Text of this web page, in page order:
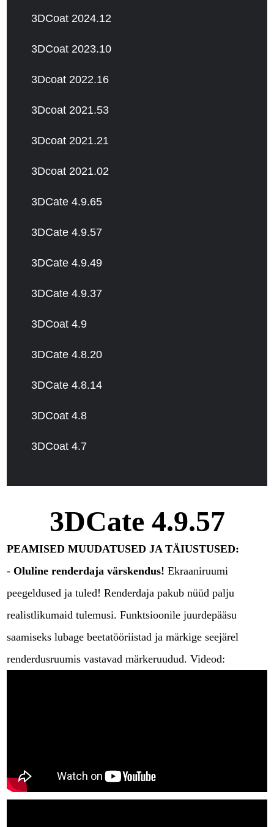
3DCoat 2024.12
3DCoat 2023.10
3Dcoat 2022.16
3Dcoat 2021.53
3Dcoat 2021.21
3Dcoat 2021.02
3DCate 4.9.65
3DCate 4.9.57
3DCate 4.9.49
3DCate 4.9.37
3DCoat 4.9
3DCate 4.8.20
3DCate 4.8.14
3DCoat 4.8
3DCoat 4.7
3DCate 4.9.57
PEAMISED MUUDATUSED JA TÄIUSTUSED:
-Oluline renderdaja värskendus! Ekraaniruumi
peegeldused ja tuled! Renderdaja pakub nüüd palju
realistlikumaid tulemusi. Funktsioonile juurdepääsu
saamiseks lubage beetatööriistad ja märkige seejärel
renderdusruumis vastavad märkeruudud. Videod: